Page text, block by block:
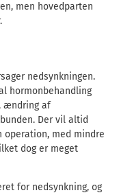
men hovedparten
nedsynkningen.
hormonbehandling
ændring af
Der vil altid
operation, med mindre
dog er meget
for nedsynkning, og